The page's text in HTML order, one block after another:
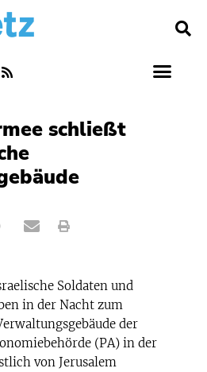
schließt
Soldaten und
in der Nacht zum
der
(PA) in der
von Jerusalem